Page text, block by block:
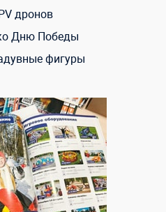
дронов
Дню Победы
фигуры